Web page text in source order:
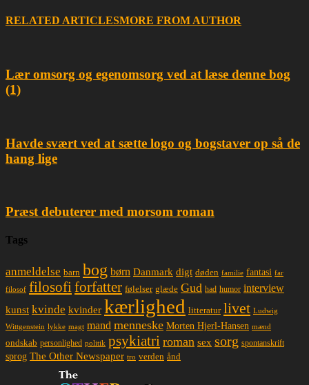
RELATED ARTICLESMORE FROM AUTHOR
Lær omsorg og egenomsorg ved at læse denne bog
(1)
Havde svært ved at sætte logo og bogstaver op så de
hang lige
Præst debuterer med morsom roman
Tags
anmeldelse barn bog børn Danmark digt døden familie fantasi far
filosof filosofiforfatter følelser glæde Gud had humor interview
kunst kvinde kvinder kærlighed litteratur livet Ludwig
Wittgenstein lykke magt mand menneske Morten Hjerl-Hansen mænd
ondskab personlighed politik psykiatri roman sex sorg spontanskrift
sprog The Other Newspaper tro verden ånd